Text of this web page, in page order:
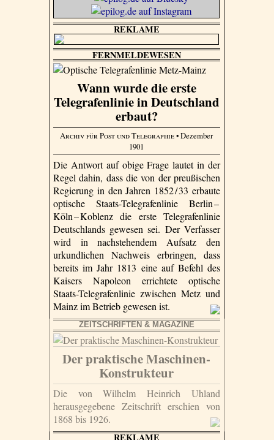
REKLAME
FERNMELDEWESEN
Wann wurde die erste
Telegrafenlinie in Deutschland
erbaut?
Archiv für Post und Telegraphie• Dezember
1901
Die Antwort auf obige Frage lautet in der
Regel dahin, dass die von der preußischen
Regierung in den Jahren 1852 / 33 erbaute
optische Staats-Telegrafenlinie Berlin –
Köln –Koblenz die erste Telegrafenlinie
Deutschlands gewesen sei. Der Verfasser
wird in nachstehendem Aufsatz den
urkundlichen Nachweis erbringen, dass
bereits im Jahr 1813 eine auf Befehl des
Kaisers Napoleon errichtete optische
Staats-Telegrafenlinie zwischen Metz und
Mainz im Betrieb gewesen ist.
ZEITSCHRIFTEN & MAGAZINE
Der praktische Maschinen-
Konstrukteur
Die von Wilhelm Heinrich Uhland
herausgegebene Zeitschrift erschien von
1868 bis 1926.